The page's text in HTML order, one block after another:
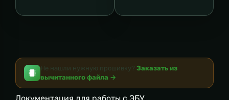
Не нашли нужную прошивку? Заказать из
вычитанного файла →